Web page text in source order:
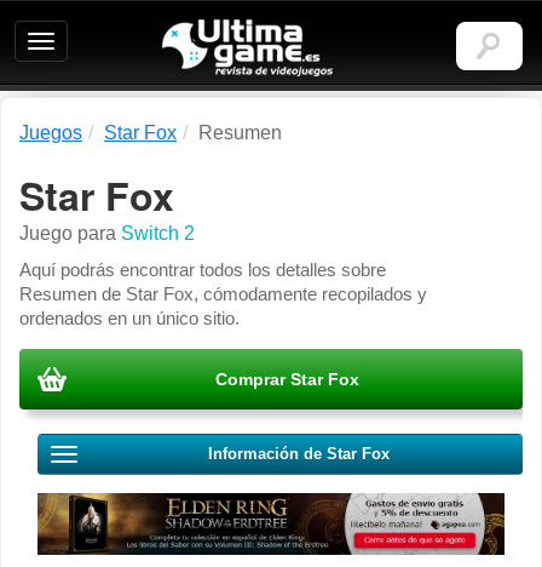
Ultimagame:
Revista
de
Juegos Star Fox Resumen
Star Fox
Juego para Switch 2
Aquí podrás encontrar todos los detalles sobre
Resumen de Star Fox, cómodamente recopilados y
ordenados en un único sitio.
Comprar Star Fox
Información de Star Fox